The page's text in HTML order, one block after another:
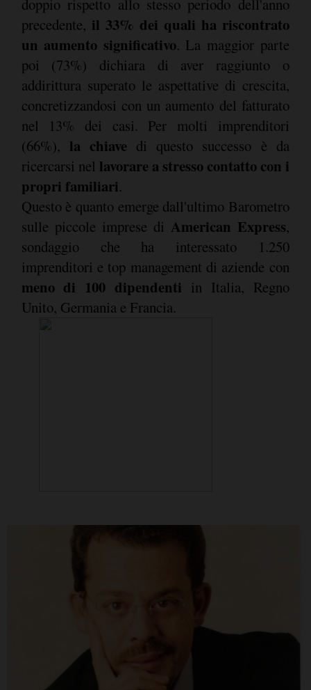
precedente, il 33% dei quali ha riscontrato
un aumento significativo. La maggior parte
poi (73%) dichiara di aver raggiunto o
addirittura superato le aspettative di crescita,
concretizzandosi con un aumento del fatturato
nel 13% dei casi. Per molti imprenditori
(66%), la chiave di questo successo è da
ricercarsi nel lavorare a stresso contatto con i
propri familiari.
Questo è quanto emerge dall'ultimo Barometro
sulle piccole imprese di American Express,
sondaggio che ha interessato 1.250
imprenditori e top management di aziende con
meno di 100 dipendenti in Italia, Regno
Unito, Germania e Francia.